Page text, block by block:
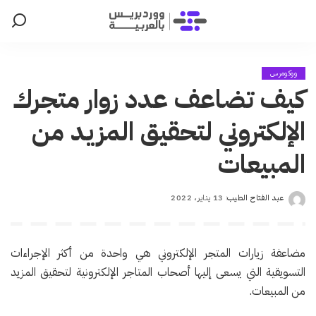
ووكومرس
كيف تضاعف عدد زوار متجرك
الإلكتروني لتحقيق المزيد من
المبيعات
Posted
عبد الفتاح الطيب 13 يناير، 2022
مضاعفة زيارات المتجر الإلكتروني هي واحدة من أكثر الإجراءات
التسويقية التي يسعى إليها أصحاب المتاجر الإلكترونية لتحقيق المزيد
من المبيعات.